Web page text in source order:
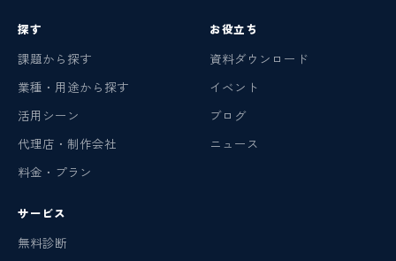
探す
課題から探す
業種・用途から探す
活用シーン
代理店・制作会社
料金・プラン
お役立ち
資料ダウンロード
イベント
ブログ
ニュース
サービス
無料診断